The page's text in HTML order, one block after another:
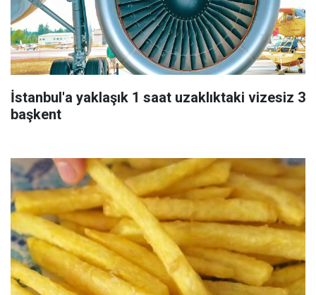
İstanbul'a yaklaşık 1 saat uzaklıktaki vizesiz 3
başkent